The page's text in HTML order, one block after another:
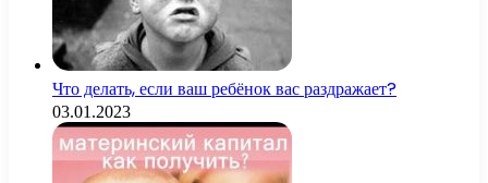
Что делать, если ваш ребёнок вас раздражает?
03.01.2023